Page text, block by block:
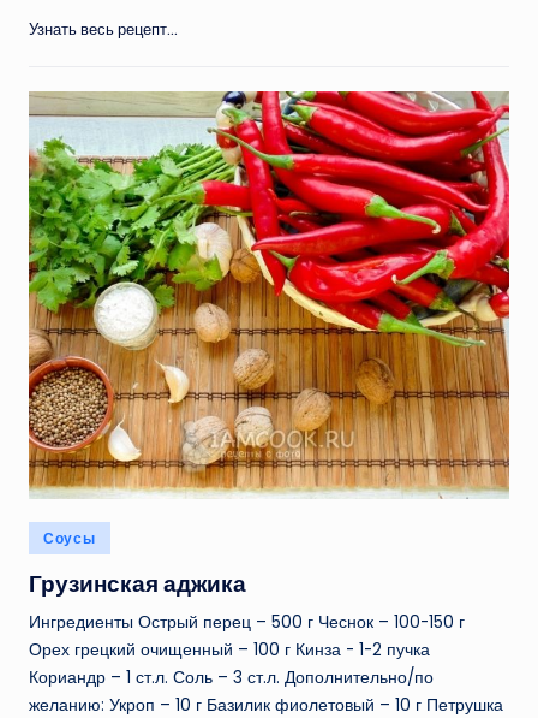
Узнать весь рецепт...
Опубликовано
в
Соусы
Грузинская аджика
Ингредиенты Острый перец – 500 г Чеснок – 100-150 г
Орех грецкий очищенный – 100 г Кинза - 1-2 пучка
Кориандр – 1 ст.л. Соль – 3 ст.л. Дополнительно/по
желанию: Укроп – 10 г Базилик фиолетовый – 10 г Петрушка